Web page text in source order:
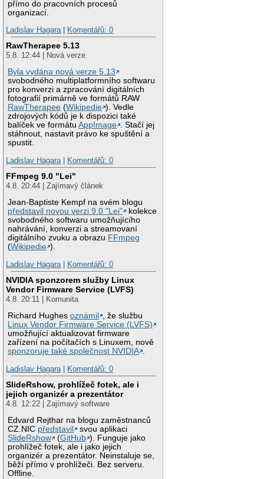
přímo do pracovních procesů
organizací.
Ladislav Hagara| Komentářů: 0
RawTherapee 5.13
5.8. 12:44 | Nová verze
Byla vydána nová verze 5.13
svobodného multiplatformního softwaru
pro konverzi a zpracování digitálních
fotografií primárně ve formátů RAW
RawTherapee (Wikipedie ). Vedle
zdrojových kódů je k dispozici také
balíček ve formátuAppImage . Stačí jej
stáhnout, nastavit právo ke spuštění a
spustit.
Ladislav Hagara| Komentářů: 0
FFmpeg 9.0 "Lei"
4.8. 20:44 | Zajímavý článek
Jean-Baptiste Kempf na svém blogu
představil novou verzi 9.0 "Lei"
kolekce
svobodného softwaru umožňujícího
nahrávání, konverzi a streamovaní
digitálního zvuku a obrazu FFmpeg
(Wikipedie ).
Ladislav Hagara| Komentářů: 0
NVIDIA sponzorem služby Linux
Vendor Firmware Service (LVFS)
4.8. 20:11 | Komunita
Richard Hughesoznámil
, že službu
Linux Vendor Firmware Service (LVFS)
umožňující aktualizovat firmware
zařízení na počítačích s Linuxem, nově
sponzoruje také společnost NVIDIA .
Ladislav Hagara| Komentářů: 0
SlideRshow, prohlížeč fotek, ale i
jejich organizér a prezentátor
4.8. 12:22 | Zajímavý software
Edvard Rejthar na blogu zaměstnanců
CZ.NIC představil
svou aplikaci
SlideRshow
(GitHub ). Funguje jako
prohlížeč fotek, ale i jako jejich
organizér a prezentátor. Neinstaluje se,
běží přímo v prohlížeči. Bez serveru.
Offline.